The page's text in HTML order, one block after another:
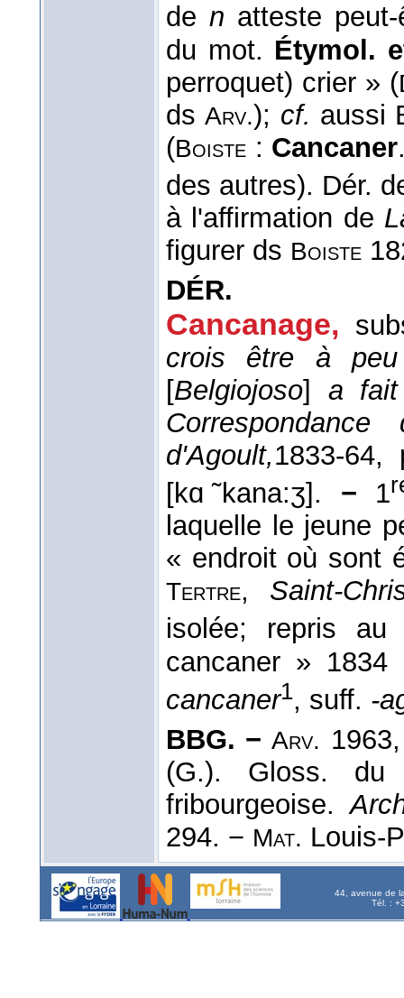
de n atteste
du mot. Étymol.
perroquet) crier » (
dsArv.); cf. aussi
(Boiste : Cancaner
des autres). Dér.
à l'affirmation de
figurer ds Boiste
DÉR.
Cancanage,
crois être à
[Belgiojoso] a fait
d'Agoult,1833-64,
[kɑ ̃kana:ʒ]. − 1
laquelle le jeune
« endroit où sont
Tertre, Saint-
isolée; repris
cancaner » 1834
cancaner1, suff. -
BBG. − Arv.
(G.). Gloss. du
fribourgeoise.
294. − Mat. Louis-
44, avenue de
Tél. :